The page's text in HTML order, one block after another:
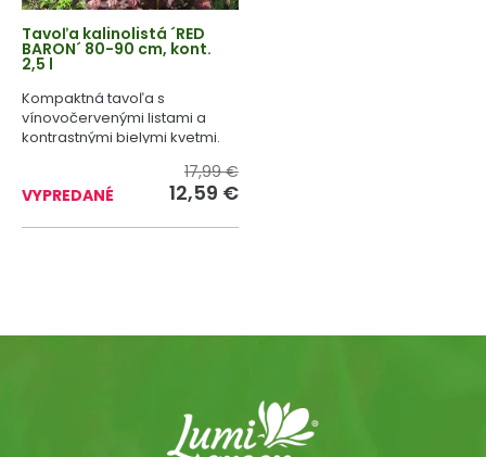
Tavoľa kalinolistá ´RED
BARON´ 80-90 cm, kont.
2,5 l
Kompaktná tavoľa s
vínovočervenými listami a
kontrastnými bielymi kvetmi.
VYPREDANÉ
17,99 €
12,59 €